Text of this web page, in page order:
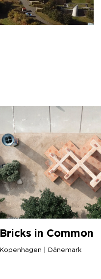
Bricks in Common
Kopenhagen | Dänemark